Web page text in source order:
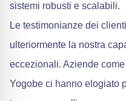
sistemi robusti e scalabili.
Le testimonianze dei
ulteriormente la nostra
eccezionali. Aziende
Yogobe ci hanno elogiato